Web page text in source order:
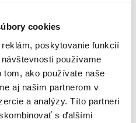
cookies
poskytovanie funkcií
používame
tom, ako používate naše
aj našim partnerom v
a analýzy. Títo partneri
s ďalšími
dni)
Veľkosť televízorov: 32„ – 65“
Maximálne zaťaženie: 40 kg
Štandard VESA: 100×100,
200×200, 400×200, 400×400
Značka: KRAFT&DELE
18,00€
(14,63€bez DPH)